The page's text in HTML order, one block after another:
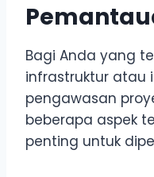
Bagi Anda yang
infrastruktur atau
pengawasan
beberapa aspek
penting untuk